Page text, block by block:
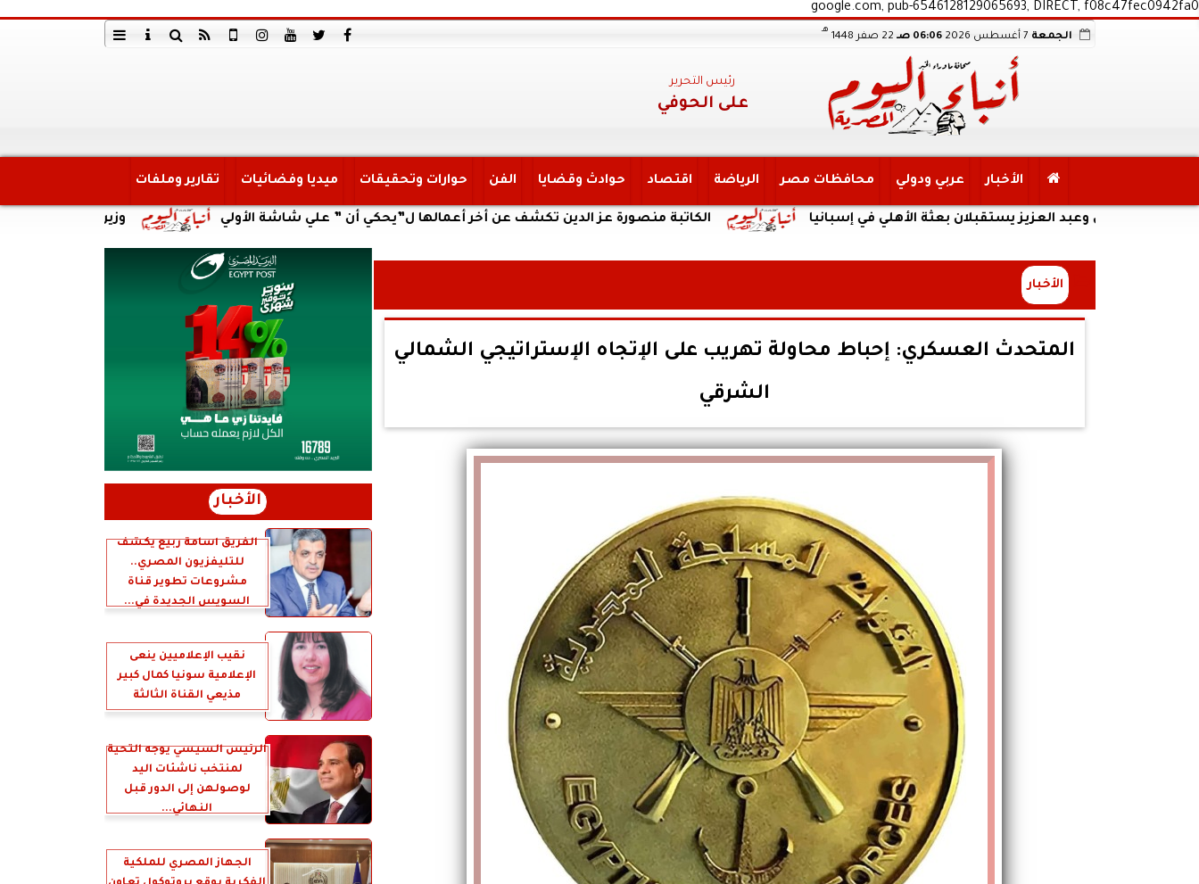
google.com, pub-6546128129065693, DIRECT, f08c47fec0942fa0
الجمعة 06:06 صـ 22 صفر 1448
هـ
رئيس التحرير
على الحوفي
الأخبار عربي ودولي محافظات مصر الرياضة اقتصاد حوادث وقضايا الفن حوارات وتحقيقات ميديا وفضائيات تقارير وملفات
وزير العمل يتابع حادث الكاتبة منصورة عز الدين تكشف عن أخر أعمالها ل”يحكي أن ” علي شاشة الأولي عدلي وعبد العزيز يستقبلان بعثة الأهلي في إسبانيا
الأخبار
المتحدث العسكري: إحباط محاولة تهريب على الإتجاه الإستراتيجي الشمالي
الشرقي
الأخبار
الفريق أسامة ربيع يكشف
للتليفزيون المصري..
مشروعات تطوير قناة
السويس الجديدة في...
نقيب الإعلاميين ينعى
الإعلامية سونيا كمال كبير
مذيعي القناة الثالثة
الرئيس السيسي يوجه التحية
لمنتخب ناشئات اليد
لوصولهن إلى الدور قبل
النهائي...
الجهاز المصري للملكية